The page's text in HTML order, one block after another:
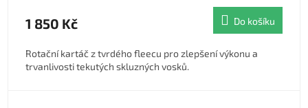
1 850 Kč Do košíku
Rotační kartáč z tvrdého fleecu pro zlepšení výkonu a
trvanlivosti tekutých skluzných vosků.